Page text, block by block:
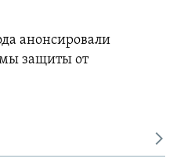
анонсировали
защиты от